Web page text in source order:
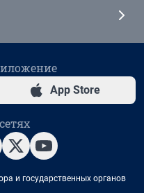
App Store
и государственных органов